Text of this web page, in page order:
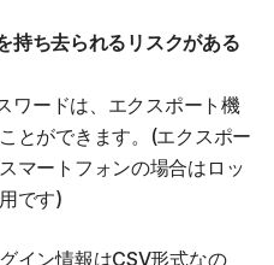
持ち去られるリスクがある
ワードは、エクスポート機
とができます。(エクスポー
マートフォンの場合はロッ
です)
イン情報はCSV形式なの